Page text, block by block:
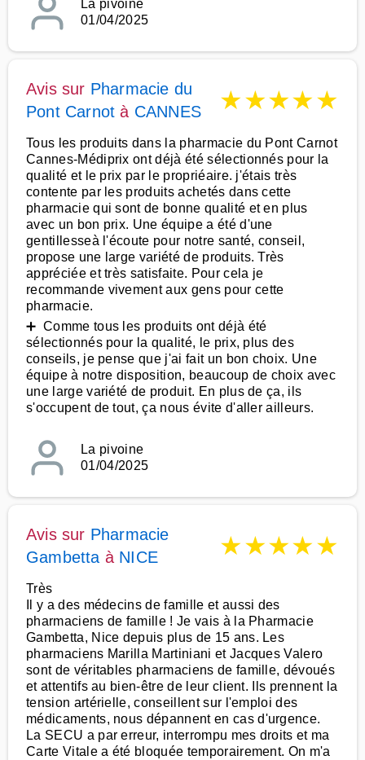
La pivoine
01/04/2025
Avis sur Pharmacie du
Pont Carnot à CANNES ★★★★★
Tous les produits dans la pharmacie du Pont Carnot
Cannes-Médiprix ont déjà été sélectionnés pour la
qualité et le prix par le propriéaire. j'étais très
contente par les produits achetés dans cette
pharmacie qui sont de bonne qualité et en plus
avec un bon prix. Une équipe a été d'une
gentillesseà l'écoute pour notre santé, conseil,
propose une large variété de produits. Très
appréciée et très satisfaite. Pour cela je
recommande vivement aux gens pour cette
pharmacie.
➕ Comme tous les produits ont déjà été
sélectionnés pour la qualité, le prix, plus des
conseils, je pense que j'ai fait un bon choix. Une
équipe à notre disposition, beaucoup de choix avec
une large variété de produit. En plus de ça, ils
s'occupent de tout, ça nous évite d'aller ailleurs.
La pivoine
01/04/2025
Avis sur Pharmacie
Gambetta à NICE ★★★★★
Très
Il y a des médecins de famille et aussi des
pharmaciens de famille ! Je vais à la Pharmacie
Gambetta, Nice depuis plus de 15 ans. Les
pharmaciens Marilla Martiniani et Jacques Valero
sont de véritables pharmaciens de famille, dévoués
et attentifs au bien-être de leur client. Ils prennent la
tension artérielle, conseillent sur l'emploi des
médicaments, nous dépannent en cas d'urgence.
La SECU a par erreur, interrompu mes droits et ma
Carte Vitale a été bloquée temporairement. On m'a